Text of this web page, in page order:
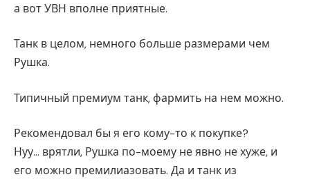
а вот УВН вполне приятные.
Танк в целом, немного больше размерами чем
Рушка.
Типичный премиум танк, фармить на нем можно.
Рекомендовал бы я его кому-то к покупке?
Нуу… врятли, Рушка по-моему не явно не хуже, и
его можно премилиазовать. Да и танк из